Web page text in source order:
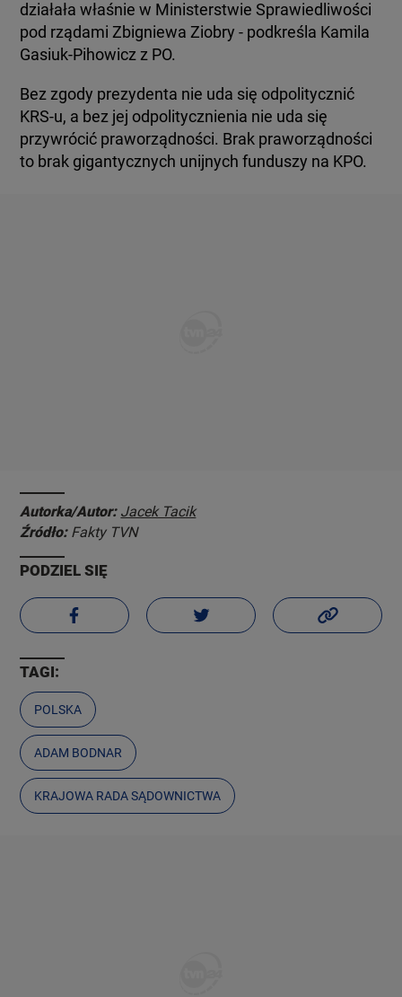
działała właśnie w Ministerstwie Sprawiedliwości
pod rządami Zbigniewa Ziobry - podkreśla Kamila
Gasiuk-Pihowicz z PO.
Bez zgody prezydenta nie uda się odpolitycznić
KRS-u, a bez jej odpolitycznienia nie uda się
przywrócić praworządności. Brak praworządności
to brak gigantycznych unijnych funduszy na KPO.
Autorka/Autor: Jacek Tacik
Źródło: Fakty TVN
PODZIEL SIĘ
TAGI:
POLSKA
ADAM BODNAR
KRAJOWA RADA SĄDOWNICTWA